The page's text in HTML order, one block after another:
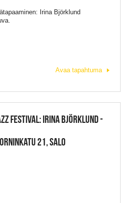
Irina Björklund
Avaa tapahtuma
FESTIVAL: IRINA BJÖRKLUND -
21, SALO